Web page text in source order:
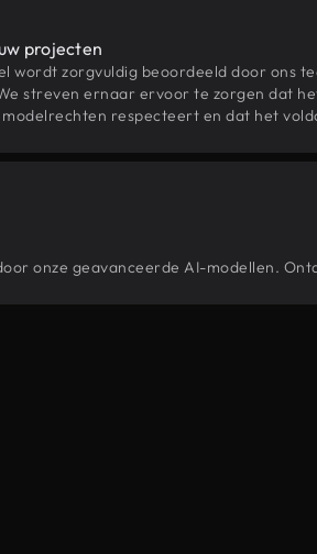
projecten
wordt zorgvuldig beoordeeld door ons
streven ernaar ervoor te zorgen dat
respecteert en dat het
onze geavanceerde AI-modellen.